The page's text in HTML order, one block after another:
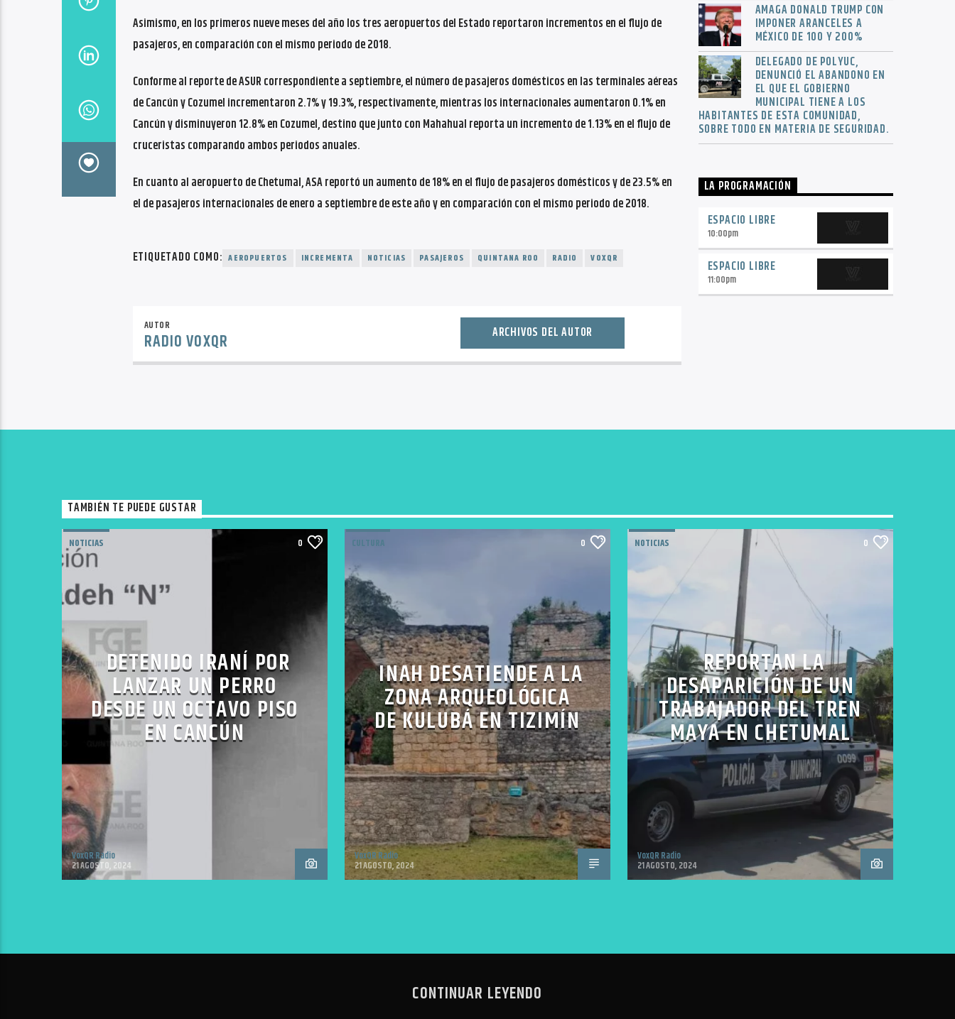
Asimismo, en los primeros nueve meses del año los tres aeropuertos del Estado reportaron incrementos en el flujo de
pasajeros, en comparación con el mismo periodo de 2018.
Conforme al reporte de ASUR correspondiente a septiembre, el número de pasajeros domésticos en las terminales aéreas
de Cancún y Cozumel incrementaron 2.7% y 19.3%, respectivamente, mientras los internacionales aumentaron 0.1% en
Cancún y disminuyeron 12.8% en Cozumel, destino que junto con Mahahual reporta un incremento de 1.13% en el flujo de
cruceristas comparando ambos periodos anuales.
En cuanto al aeropuerto de Chetumal, ASA reportó un aumento de 18% en el flujo de pasajeros domésticos y de 23.5% en
el de pasajeros internacionales de enero a septiembre de este año y en comparación con el mismo periodo de 2018.
ETIQUETADO COMO: AEROPUERTOS INCREMENTA NOTICIAS PASAJEROS QUINTANA ROO RADIO VOXQR
AUTOR
RADIO VOXQR ARCHIVOS DEL AUTOR
AMAGA DONALD TRUMP CON
IMPONER ARANCELES A
MÉXICO DE 100 Y 200%
DELEGADO DE POLYUC,
DENUNCIÓ EL ABANDONO EN
EL QUE EL GOBIERNO
MUNICIPAL TIENE A LOS
HABITANTES DE ESTA COMUNIDAD,
SOBRE TODO EN MATERIA DE SEGURIDAD.
LA PROGRAMACIÓN
ESPACIO LIBRE
10:00pm
ESPACIO LIBRE
11:00pm
TAMBIÉN TE PUEDE GUSTAR
NOTICIAS 0
DETENIDO IRANÍ POR
LANZAR UN PERRO
DESDE UN OCTAVO PISO
EN CANCÚN
VoxQR Radio
21 AGOSTO, 2024
CULTURA 0
INAH DESATIENDE A LA
ZONA ARQUEOLÓGICA
DE KULUBÁ EN TIZIMÍN
VoxQR Radio
21 AGOSTO, 2024
NOTICIAS 0
REPORTAN LA
DESAPARICIÓN DE UN
TRABAJADOR DEL TREN
MAYA EN CHETUMAL
VoxQR Radio
21 AGOSTO, 2024
CONTINUAR LEYENDO